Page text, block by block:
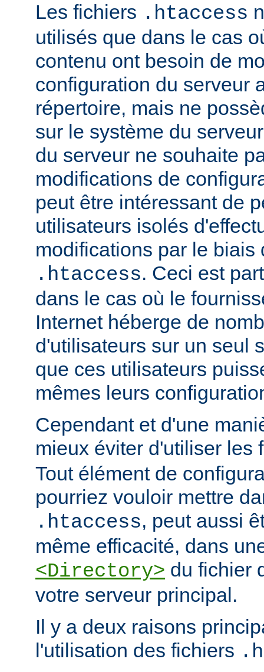
Les fichiers .htaccess
utilisés que dans le cas
contenu ont besoin de
configuration du serveur
répertoire, mais ne
sur le système du
du serveur ne souhaite
modifications de
peut être intéressant de
utilisateurs isolés
modifications par le biais
.htaccess. Ceci est
dans le cas où le
Internet héberge de
d'utilisateurs sur un seul
que ces utilisateurs
mêmes leurs
Cependant et d'une
mieux éviter d'utiliser les
Tout élément de
pourriez vouloir mettre
.htaccess, peut aussi
même efficacité, dans
<Directory> du fichier
votre serveur principal.
Il y a deux raisons
l'utilisation des fichiers